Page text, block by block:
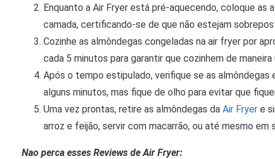
Enquanto a Air Fryer está pré-aquecendo, coloque as
camada, certificando-se de que não estejam
Cozinhe as almôndegas congeladas na air fryer por
cada 5 minutos para garantir que cozinhem de maneira
Após o tempo estipulado, verifique se as almôndegas
alguns minutos, mas fique de olho para evitar que
Uma vez prontas, retire as almôndegas da Air Fryer e
arroz e feijão, servir com macarrão, ou até mesmo em
Nao perca esses Reviews de Air Fryer: